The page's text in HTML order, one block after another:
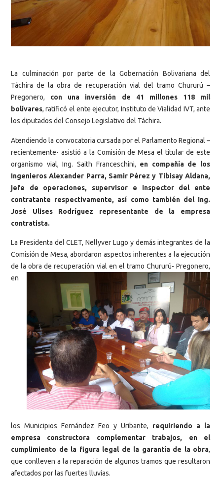
La culminación por parte de la Gobernación Bolivariana del
Táchira de la obra de recuperación vial del tramo Chururú –
Pregonero, con una inversión de 41 millones 118 mil
bolívares, ratificó el ente ejecutor, Instituto de Vialidad IVT, ante
los diputados del Consejo Legislativo del Táchira.
Atendiendo la convocatoria cursada por el Parlamento Regional –
recientemente- asistió a la Comisión de Mesa el titular de este
organismo vial, Ing. Saith Franceschini, en compañía de los
Ingenieros Alexander Parra, Samir Pérez y Tibisay Aldana,
jefe de operaciones, supervisor e inspector del ente
contratante respectivamente, así como también del Ing.
José Ulises Rodríguez representante de la empresa
contratista.
La Presidenta del CLET, Nellyver Lugo y demás integrantes de la
Comisión de Mesa, abordaron aspectos inherentes a la ejecución
de la obra de recuperación vial en el tramo Chururú- Pregonero,
en
los Municipios Fernández Feo y Uribante, requiriendo a la
empresa constructora complementar trabajos, en el
cumplimiento de la figura legal de la garantía de la obra,
que conlleven a la reparación de algunos tramos que resultaron
afectados por las fuertes lluvias.